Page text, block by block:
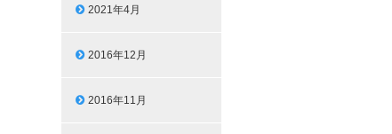
2021年4月
2016年12月
2016年11月